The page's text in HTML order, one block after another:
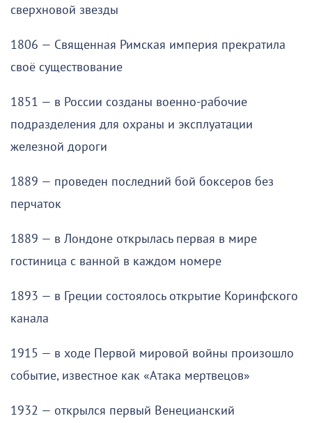
сверхновой звезды
1806 — Священная Римская империя прекратила
своё существование
1851 — в России созданы военно-рабочие
подразделения для охраны и эксплуатации
железной дороги
1889 — проведен последний бой боксеров без
перчаток
1889 — в Лондоне открылась первая в мире
гостиница с ванной в каждом номере
1893 — в Греции состоялось открытие Коринфского
канала
1915 — в ходе Первой мировой войны произошло
событие, известное как «Атака мертвецов»
1932 — открылся первый Венецианский